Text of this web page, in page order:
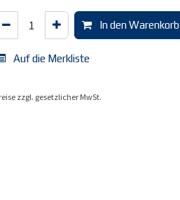
In den Warenkorb
Auf die Merkliste
zzgl. gesetzlicher MwSt.